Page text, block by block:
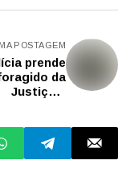
POSTAGEM
prende
da
Justiça e